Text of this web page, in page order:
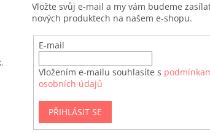
Vložte svůj e-mail a my vám budeme
nových produktech na našem e-shopu.
E-mail
Vložením e-mailu souhlasíte s
osobních údajů
PŘIHLÁSIT SE